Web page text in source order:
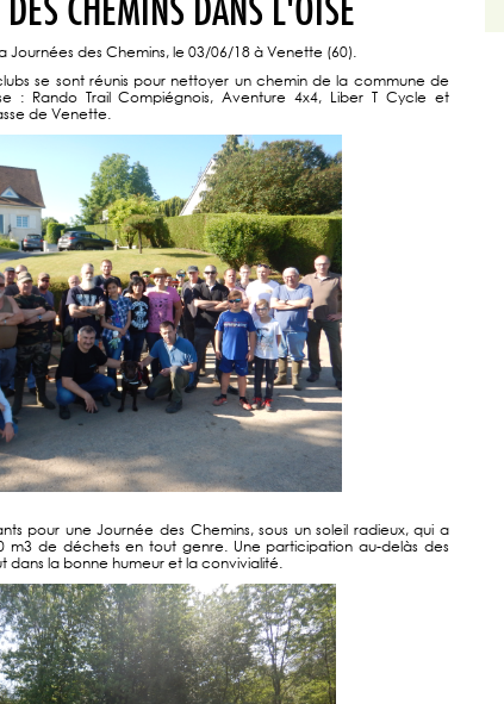
des Chemins, le 03/06/18 à Venette (60).
se sont réunis pour nettoyer un chemin de la commune de
: Rando Trail Compiégnois, Aventure 4x4, Liber T Cycle et
de Venette.
pour une Journée des Chemins, sous un soleil radieux, qui a
m3 de déchets en tout genre. Une participation au-delàs des
dans la bonne humeur et la convivialité.